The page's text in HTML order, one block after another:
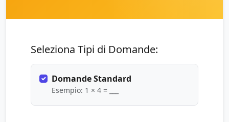
Seleziona Tipi di Domande:
Domande Standard
Esempio: 1 × 4 = ___